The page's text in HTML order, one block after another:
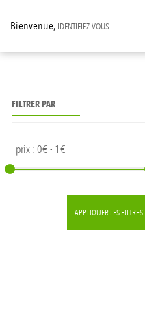
Bienvenue, IDENTIFIEZ-VOUS
FILTRER PAR
prix :0€ - 1€
APPLIQUER LES FILTRES